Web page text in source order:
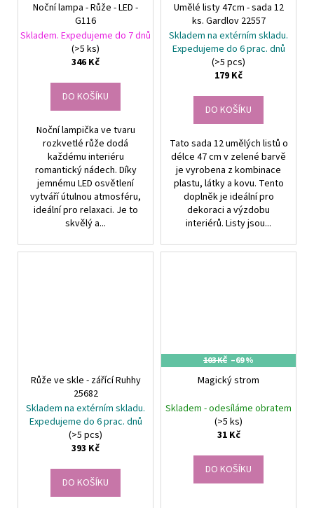
Noční lampa - Růže - LED -
G116
Skladem. Expedujeme do 7 dnů
(>5 ks)
346 Kč
DO KOŠÍKU
Noční lampička ve tvaru
rozkvetlé růže dodá
každému interiéru
romantický nádech. Díky
jemnému LED osvětlení
vytváří útulnou atmosféru,
ideální pro relaxaci. Je to
skvělý a...
Umělé listy 47cm - sada 12
ks. Gardlov 22557
Skladem na extérním skladu.
Expedujeme do 6 prac. dnů
(>5 pcs)
179 Kč
DO KOŠÍKU
Tato sada 12 umělých listů o
délce 47 cm v zelené barvě
je vyrobena z kombinace
plastu, látky a kovu. Tento
doplněk je ideální pro
dekoraci a výzdobu
interiérů. Listy jsou...
Růže ve skle - zářící Ruhhy
25682
Skladem na extérním skladu.
Expedujeme do 6 prac. dnů
(>5 pcs)
393 Kč
DO KOŠÍKU
103 KČ –69 %
Magický strom
Skladem - odesíláme obratem
(>5 ks)
31 Kč
DO KOŠÍKU